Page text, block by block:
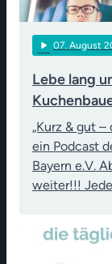
play_arrow 07. August
Lebe lang
„Kurz & gut
ein Podcast
Bayern e.V.
weiter!!!